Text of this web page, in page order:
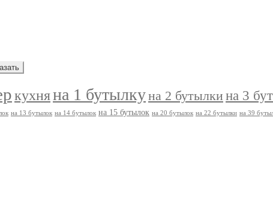
кухняна 1 бутылкуна 2 бутылки на 3
на 13 бутылок на 14 бутылок на 15 бутылок на 20 бутылок на 22 бутылки на 39